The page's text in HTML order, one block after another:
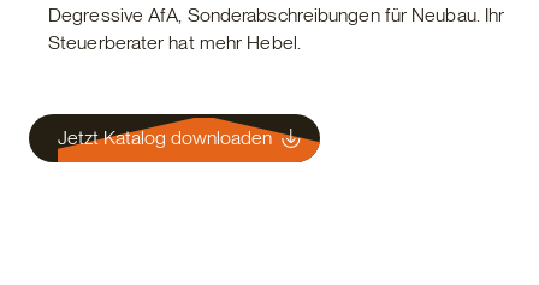
Degressive AfA, Sonderabschreibungen für Neubau. Ihr
Steuerberater hat mehr Hebel.
Jetzt Katalog downloaden